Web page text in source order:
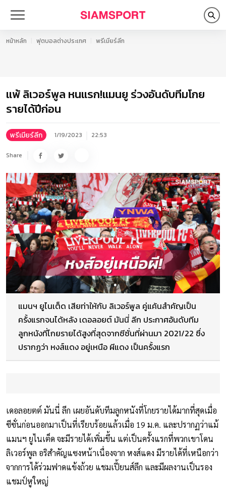
หน้าหลัก ฟุตบอลต่างประเทศ พรีเมียร์ลีก
แพ้ ลิเวอร์พูล หนแรก!แมนยู ร่วงอันดับทีมโกย
รายได้ปีก่อน
พรีเมียร์ลีก 1/19/2023 22:53
Share
แมนฯ ยูไนเต็ด เสียท่าให้กับ ลิเวอร์พูล คู่แค้นสำคัญเป็น
ครั้งแรกจนได้หลัง เดอลอยต์ มันนี่ ลีก ประกาศอันดับทีม
ลูกหนังที่โกยรายได้สูงที่สุดจากซีซั่นที่ผ่านมา 2021/22 ซึ่ง
ปรากฏว่า หงส์แดง อยู่เหนือ ผีแดง เป็นครั้งแรก
เดอลอยตต์ มันนี่ ลีก เผยอันดับทีมลูกหนังที่โกยรายได้มากที่สุดเมื่อ
ซีซั่นก่อนออกมาเป็นที่เรียบร้อยแล้วเมื่อ 19 ม.ค. และปรากฏว่าแม้
แมนฯ ยูไนเต็ด จะมีรายได้เพิ่มขึ้น แต่เป็นครั้งแรกที่พวกเขาโดน
ลิเวอร์พูล อริสำคัญแซงหน้าเนื่องจาก หงส์แดง มีรายได้ที่เหนือกว่า
จากการได้ร่วมฟาดแข้งถ้วย แชมเปี้ยนส์ลีก และมีผลงานเป็นรอง
แชมป์หูใหญ่